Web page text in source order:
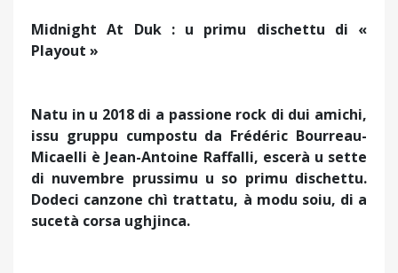
Midnight At Duk : u primu dischettu di «
Playout »
Natu in u 2018 di a passione rock di dui amichi,
issu gruppu cumpostu da Frédéric Bourreau-
Micaelli è Jean-Antoine Raffalli, escerà u sette
di nuvembre prussimu u so primu dischettu.
Dodeci canzone chì trattatu, à modu soiu, di a
sucetà corsa ughjinca.